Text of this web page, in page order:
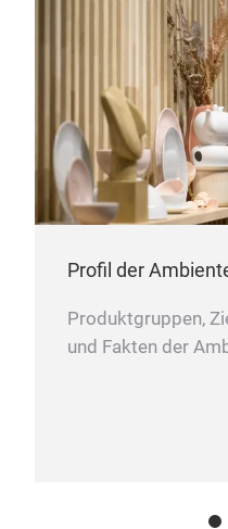
Profil der
Produktgruppen,
und Fakten der